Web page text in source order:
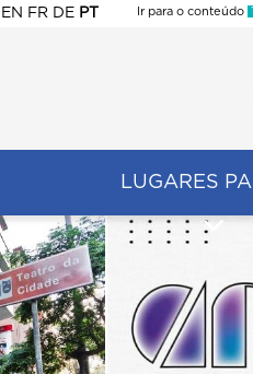
EN FR DE PT
Ir para o conteúdo 1
LUGARES